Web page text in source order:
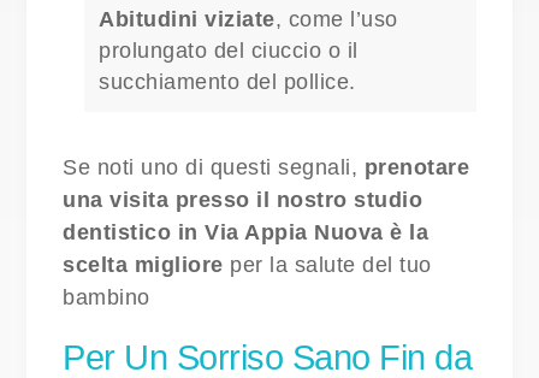
Abitudini viziate, come l’uso
prolungato del ciuccio o il
succhiamento del pollice.
Se noti uno di questi segnali, prenotare
una visita presso il nostro studio
dentistico in Via Appia Nuova è la
scelta migliore per la salute del tuo
bambino
Per Un Sorriso Sano Fin da